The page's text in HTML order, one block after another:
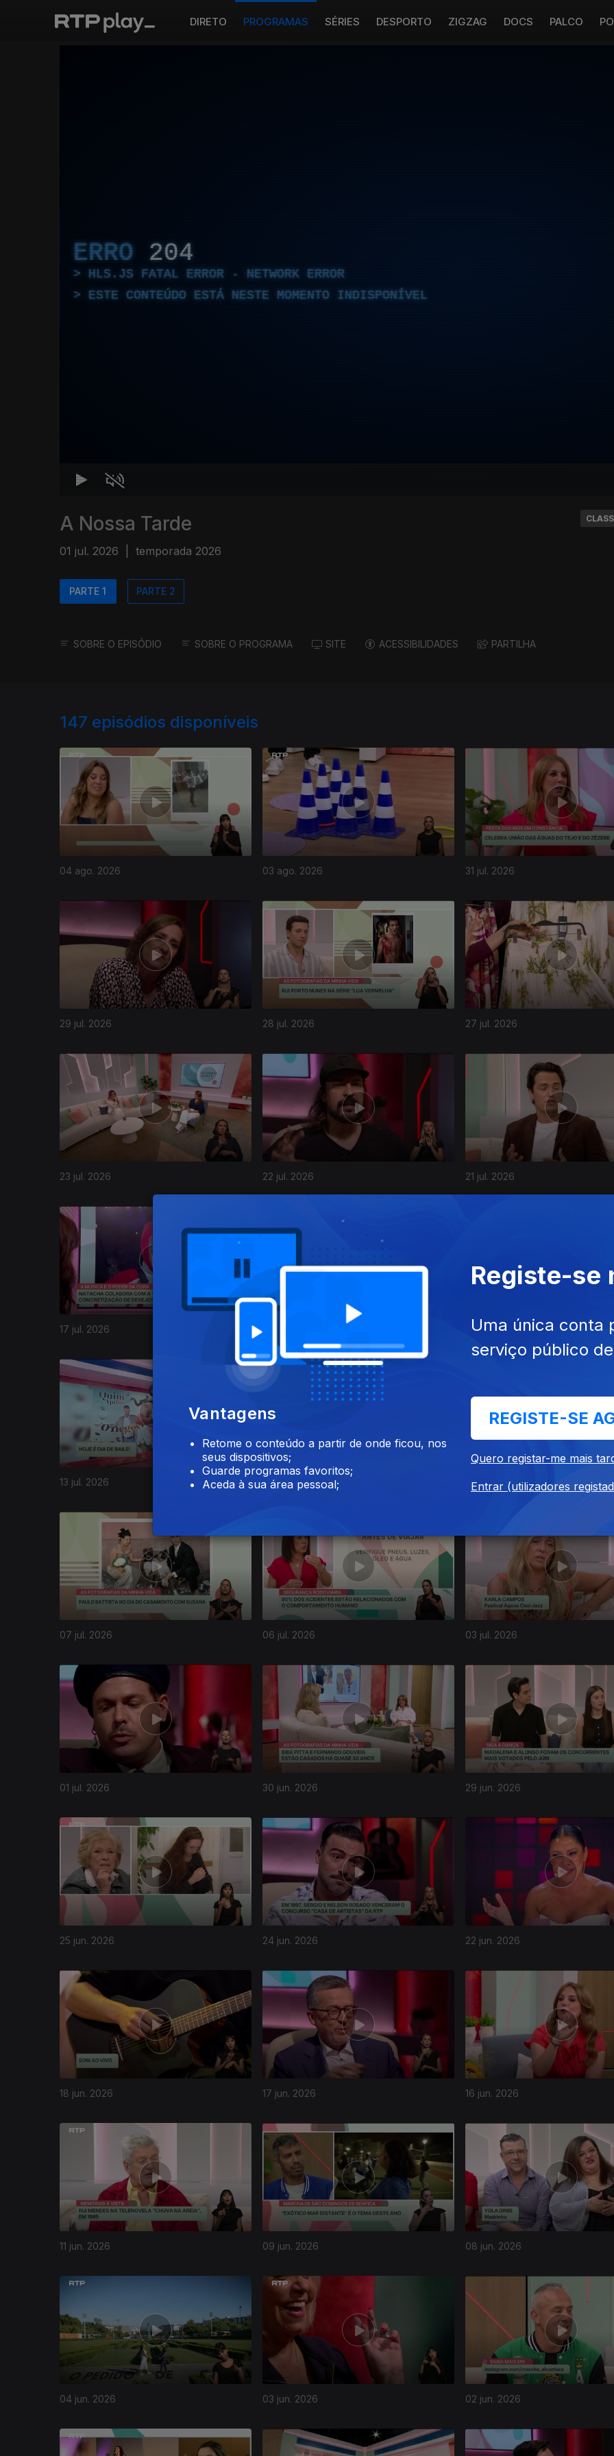
DIRETO PROGRAMAS SÉRIES DESPORTO ZIGZAG DOCS PALCO
ERRO 204
HLS.JS FATAL ERROR - NETWORK ERROR
ESTE CONTEÚDO ESTÁ NESTE MOMENTO INDISPONÍVEL
A Nossa Tarde
01 jul. 2026 temporada 2026
PARTE 1 PARTE 2
SOBRE O EPISÓDIO SOBRE O PROGRAMA SITE ACESSIBILIDADES PARTILHA
147 episódios disponíveis
04 ago. 2026 03 ago. 2026 31 jul. 2026
29 jul. 2026 28 jul. 2026 27 jul. 2026
23 jul. 2026 22 jul. 2026 21 jul. 2026
943835
17 jul. 2026 16 jul. 2026 15 jul. 2026
13 jul. 2026 10 jul. 2026 09 jul. 2026
07 jul. 2026 06 jul. 2026 03 jul. 2026
01 jul. 2026 30 jun. 2026 29 jun. 2026
25 jun. 2026 24 jun. 2026 22 jun. 2026
18 jun. 2026 17 jun. 2026 16 jun. 2026
936275
11 jun. 2026 09 jun. 2026 08 jun. 2026
04 jun. 2026 03 jun. 2026 02 jun. 2026
931899
Vantagens
Retome o conteúdo a partir de onde ficou, nos
seus dispositivos;
Guarde programas favoritos;
Aceda à sua área pessoal;
Registe-se
Uma única conta
serviço público
REGISTE-SE
Quero registar-me mais
Entrar (utilizadores